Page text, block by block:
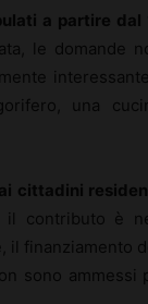
a partire
le domande
una
cittadini
contributo è
il finanziamento
sono